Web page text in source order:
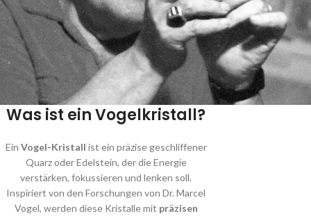
Was ist ein Vogelkristall?
Ein Vogel-Kristall ist ein präzise geschliffener
Quarz oder Edelstein, der die Energie
verstärken, fokussieren und lenken soll.
Inspiriert von den Forschungen von Dr. Marcel
Vogel, werden diese Kristalle mit präzisen